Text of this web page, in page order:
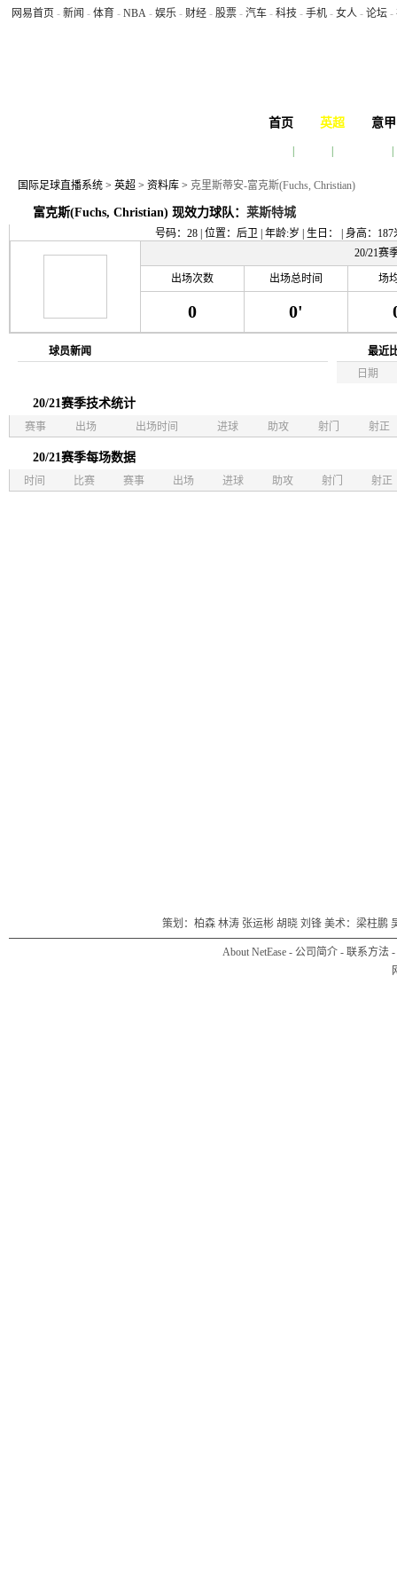
网易首页 - 新闻 - 体育 - NBA - 娱乐 - 财经 - 股票 - 汽车 - 科技 - 手机 - 女人 - 论坛 -
首页 英超 意甲
国际足球直播系统 > 英超 > 资料库 > 克里斯蒂安-富克斯(Fuchs, Christian)
富克斯(Fuchs, Christian) 现效力球队： 莱斯特城
号码：28 | 位置：后卫 | 年龄:岁 | 生日： | 身高：
20/21赛
出场次数 出场总时间 场
0 0'
球员新闻
最近
日期
20/21赛季技术统计
赛事 出场 出场时间 进球 助攻 射门 射正
20/21赛季每场数据
时间 比赛 赛事 出场 进球 助攻 射门 射正
策划：柏森 林涛 张运彬 胡晓 刘锋 美术：梁柱鹏
About NetEase - 公司简介 - 联系方法 -